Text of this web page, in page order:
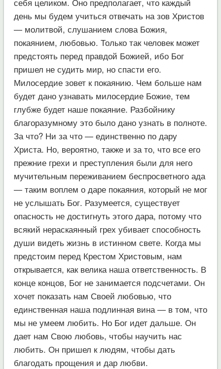
день мы будем учиться отвечать на зов Христов
— молитвой, слушанием слова Божия,
покаянием, любовью. Только так человек может
предстоять перед правдой Божией, ибо Бог
пришел не судить мир, но спасти его.
Милосердие зовет к покаянию. Чем больше нам
будет дано узнавать милосердие Божие, тем
глубже будет наше покаяние. Разбойнику
благоразумному это было дано узнать в полноте.
За что? Ни за что — единственно по дару
Христа. Но, вероятно, также и за то, что все его
прежние грехи и преступления были для него
мучительным переживанием беспросветного ада
— таким воплем о даре покаяния, который не мог
не услышать Бог. Разумеется, существует
опасность не достигнуть этого дара, потому что
всякий нераскаянный грех убивает способность
души видеть жизнь в истинном свете. Когда мы
предстоим перед Крестом Христовым, нам
открывается, как велика наша ответственность. В
конце концов, Бог не занимается подсчетами. Он
хочет показать нам Своей любовью, что
единственная наша подлинная вина — в том, что
мы не умеем любить. Но Бог идет дальше. Он
дает нам Свою любовь, чтобы научить нас
любить. Он пришел к людям, чтобы дать
благодать прощения и дар любви.